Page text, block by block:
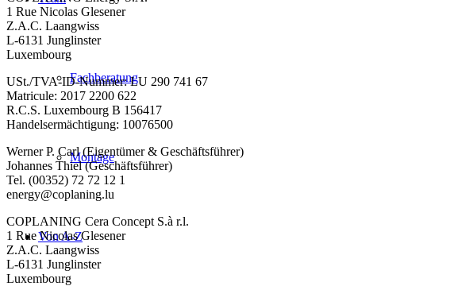
Fachberatung
Montage
Von A-Z
1 Rue Nicolas Glesener
Z.A.C. Laangwiss
L-6131 Junglinster
Luxembourg
USt./TVA-ID-Nummer: LU 290 741 67
Matricule: 2017 2200 622
R.C.S. Luxembourg B 156417
Handelsermächtigung: 10076500
Werner P. Carl (Eigentümer & Geschäftsführer)
Johannes Thiel (Geschäftsführer)
Tel. (00352) 72 72 12 1
energy@coplaning.lu
COPLANING Cera Concept S.à r.l.
1 Rue Nicolas Glesener
Z.A.C. Laangwiss
L-6131 Junglinster
Luxembourg